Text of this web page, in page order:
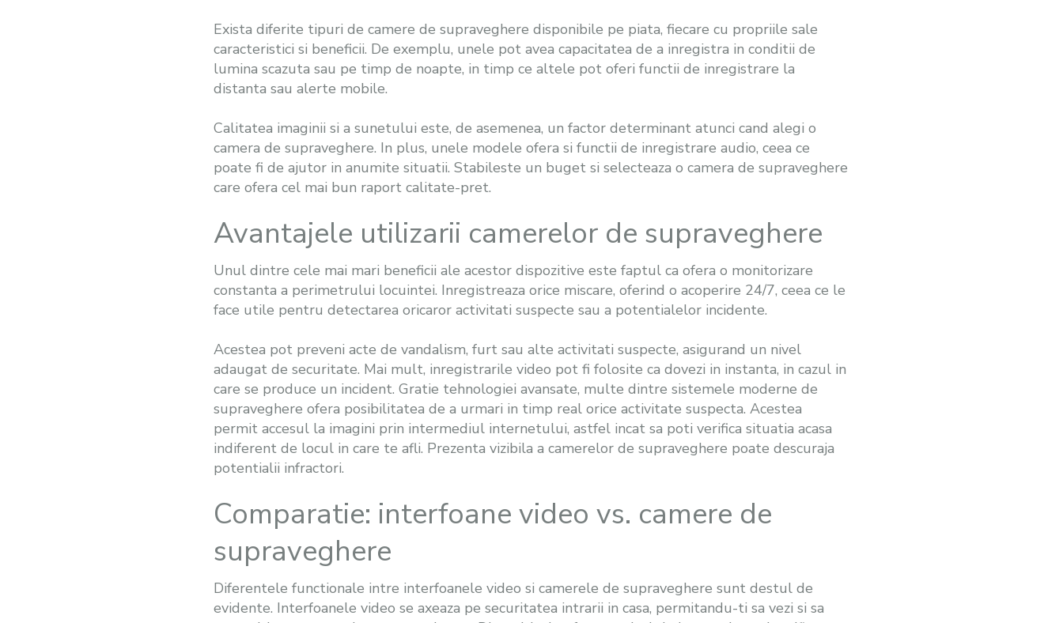
Exista diferite tipuri de camere de supraveghere disponibile pe piata, fiecare cu propriile sale
caracteristici si beneficii. De exemplu, unele pot avea capacitatea de a inregistra in conditii de
lumina scazuta sau pe timp de noapte, in timp ce altele pot oferi functii de inregistrare la
distanta sau alerte mobile.
Calitatea imaginii si a sunetului este, de asemenea, un factor determinant atunci cand alegi o
camera de supraveghere. In plus, unele modele ofera si functii de inregistrare audio, ceea ce
poate fi de ajutor in anumite situatii. Stabileste un buget si selecteaza o camera de supraveghere
care ofera cel mai bun raport calitate-pret.
Avantajele utilizarii camerelor de supraveghere
Unul dintre cele mai mari beneficii ale acestor dispozitive este faptul ca ofera o monitorizare
constanta a perimetrului locuintei. Inregistreaza orice miscare, oferind o acoperire 24/7, ceea ce le
face utile pentru detectarea oricaror activitati suspecte sau a potentialelor incidente.
Acestea pot preveni acte de vandalism, furt sau alte activitati suspecte, asigurand un nivel
adaugat de securitate. Mai mult, inregistrarile video pot fi folosite ca dovezi in instanta, in cazul in
care se produce un incident. Gratie tehnologiei avansate, multe dintre sistemele moderne de
supraveghere ofera posibilitatea de a urmari in timp real orice activitate suspecta. Acestea
permit accesul la imagini prin intermediul internetului, astfel incat sa poti verifica situatia acasa
indiferent de locul in care te afli. Prezenta vizibila a camerelor de supraveghere poate descuraja
potentialii infractori.
Comparatie: interfoane video vs. camere de
supraveghere
Diferentele functionale intre interfoanele video si camerele de supraveghere sunt destul de
evidente. Interfoanele video se axeaza pe securitatea intrarii in casa, permitandu-ti sa vezi si sa